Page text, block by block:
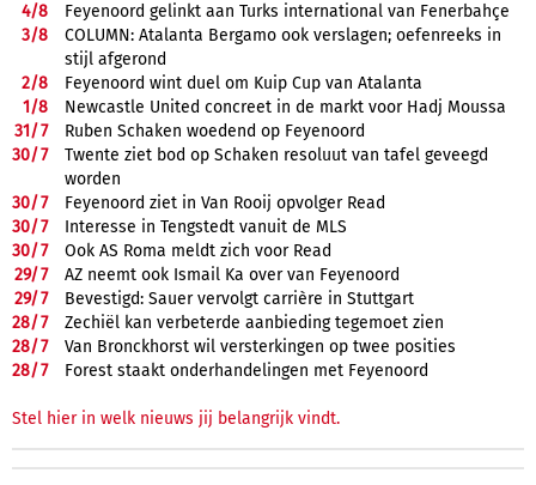
4/8
Feyenoord gelinkt aan Turks international van Fenerbahçe
3/8
COLUMN: Atalanta Bergamo ook verslagen; oefenreeks in
stijl afgerond
2/8
Feyenoord wint duel om Kuip Cup van Atalanta
1/8
Newcastle United concreet in de markt voor Hadj Moussa
31/7
Ruben Schaken woedend op Feyenoord
30/7
Twente ziet bod op Schaken resoluut van tafel geveegd
worden
30/7
Feyenoord ziet in Van Rooij opvolger Read
30/7
Interesse in Tengstedt vanuit de MLS
30/7
Ook AS Roma meldt zich voor Read
29/7
AZ neemt ook Ismail Ka over van Feyenoord
29/7
Bevestigd: Sauer vervolgt carrière in Stuttgart
28/7
Zechiël kan verbeterde aanbieding tegemoet zien
28/7
Van Bronckhorst wil versterkingen op twee posities
28/7 Forest staakt onderhandelingen met Feyenoord
Stel hier in welk nieuws jij belangrijk vindt.